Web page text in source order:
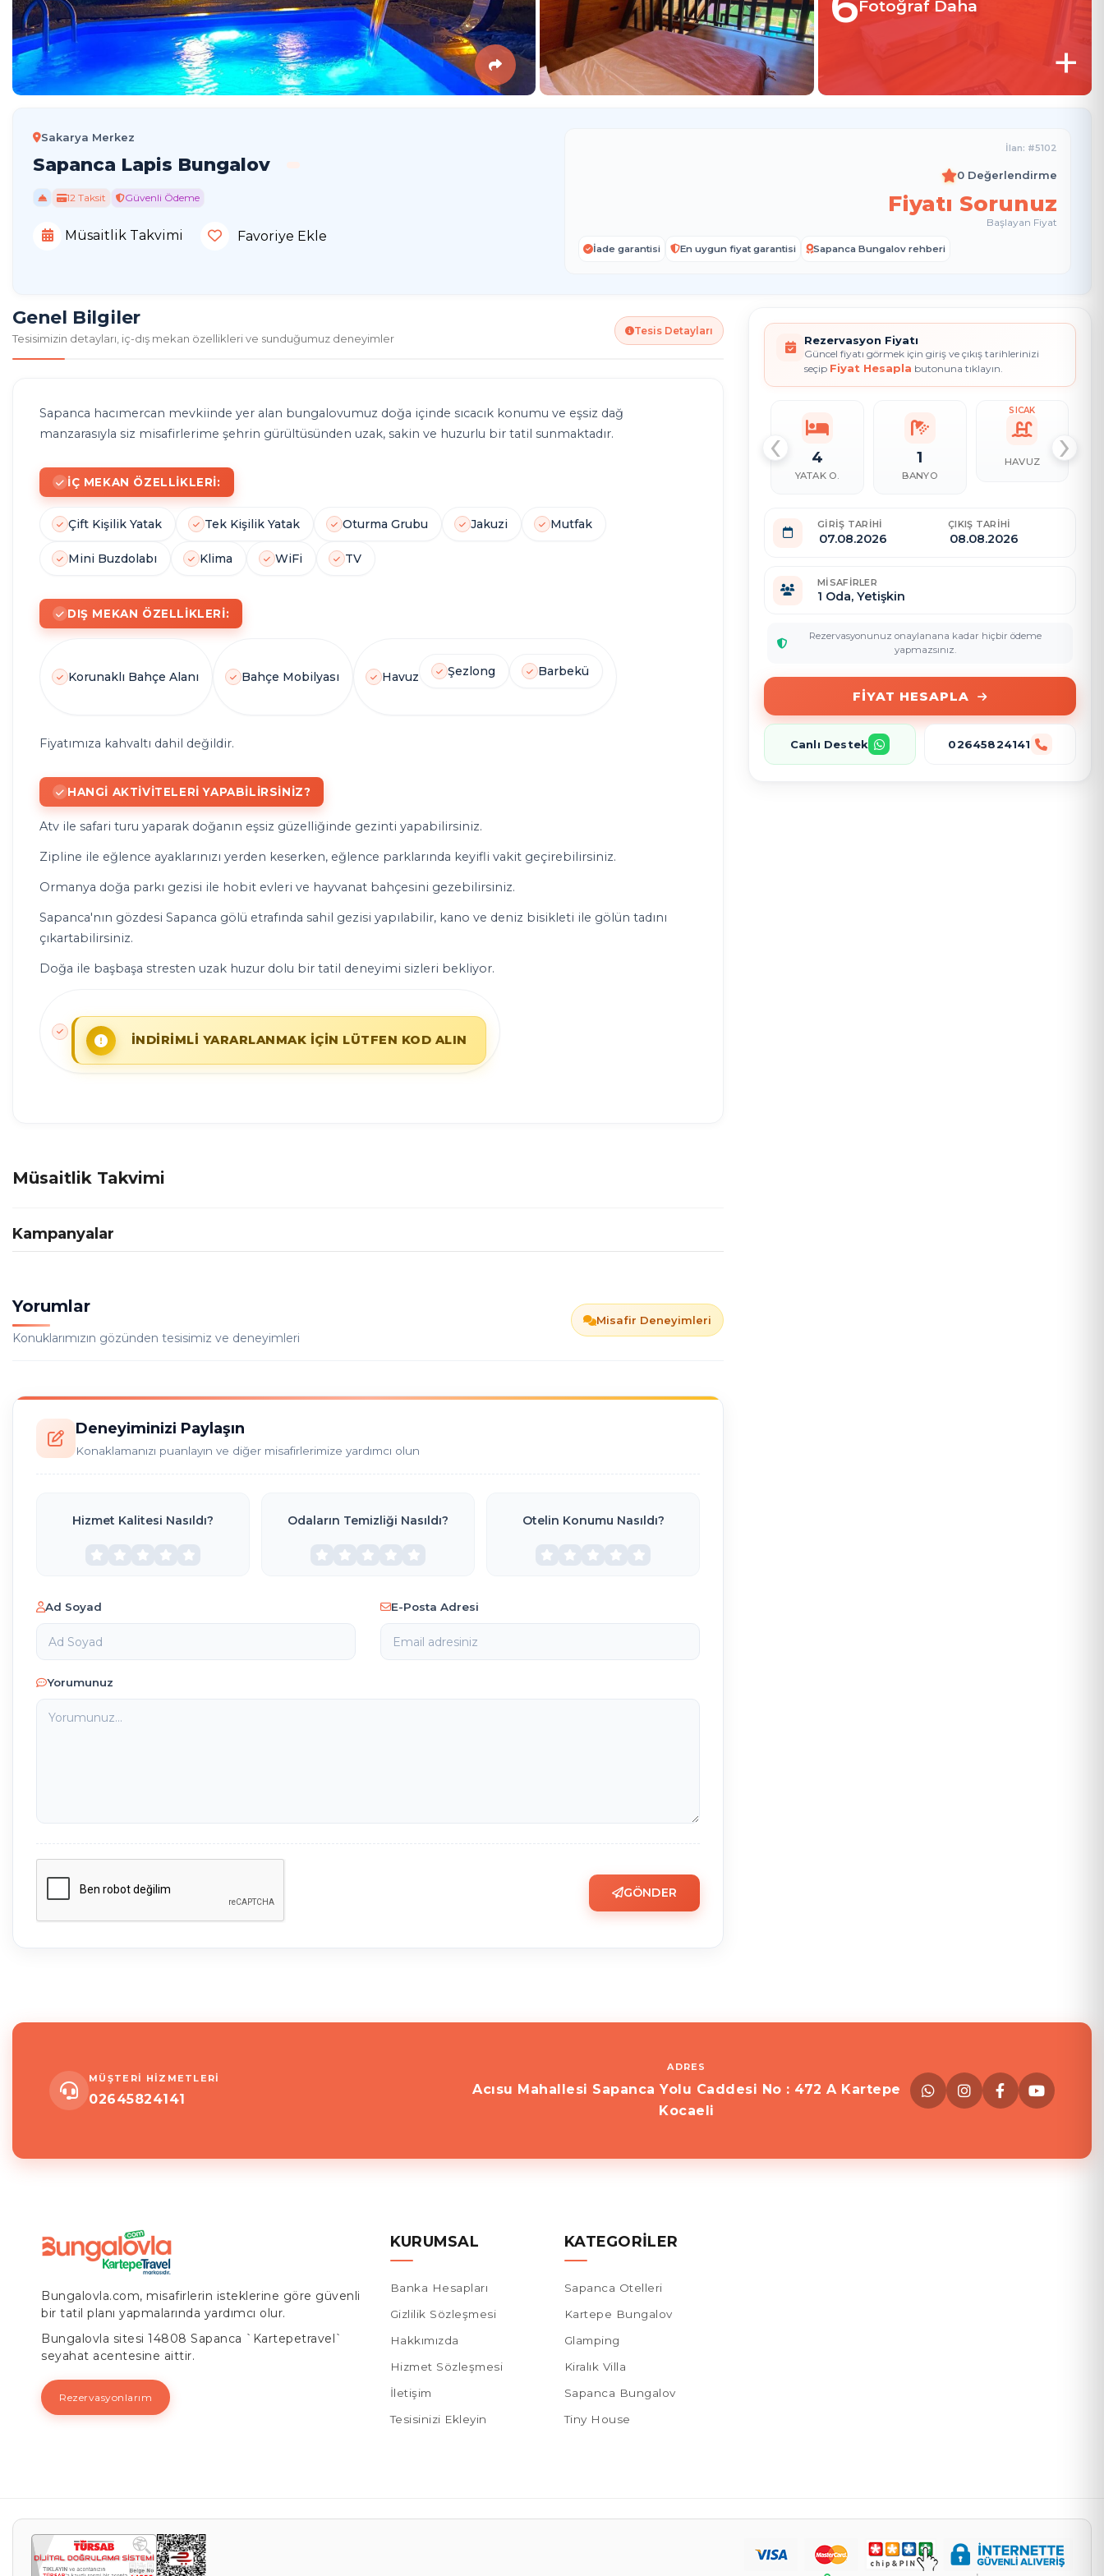
+
Fotoğraf Daha
Sakarya Merkez
Sapanca Lapis Bungalov
12 Taksit Güvenli Ödeme
Müsaitlik Takvimi Favoriye Ekle
İlan: #5102
0 Değerlendirme
Fiyatı Sorunuz
Başlayan Fiyat
İade garantisi En uygun fiyat garantisi Sapanca Bungalov rehberi
Genel Bilgiler
Tesisimizin detayları, iç-dış mekan özellikleri ve sunduğumuz deneyimler
Tesis Detayları
Sapanca hacımercan mevkiinde yer alan bungalovumuz doğa içinde sıcacık konumu ve eşsiz dağ
manzarasıyla siz misafirlerime şehrin gürültüsünden uzak, sakin ve huzurlu bir tatil sunmaktadır.
İÇ MEKAN ÖZELLIKLERI:
Çift Kişilik Yatak Tek Kişilik Yatak Oturma Grubu Jakuzi Mutfak
Mini Buzdolabı Klima WiFi TV
DIŞ MEKAN ÖZELLIKLERI:
Korunaklı Bahçe Alanı Bahçe Mobilyası Havuz Şezlong Barbekü
Fiyatımıza kahvaltı dahil değildir.
HANGI AKTIVITELERI YAPABILIRSINIZ?
Atv ile safari turu yaparak doğanın eşsiz güzelliğinde gezinti yapabilirsiniz.
Zipline ile eğlence ayaklarınızı yerden keserken, eğlence parklarında keyifli vakit geçirebilirsiniz.
Ormanya doğa parkı gezisi ile hobit evleri ve hayvanat bahçesini gezebilirsiniz.
Sapanca'nın gözdesi Sapanca gölü etrafında sahil gezisi yapılabilir, kano ve deniz bisikleti ile gölün tadını
çıkartabilirsiniz.
Doğa ile başbaşa stresten uzak huzur dolu bir tatil deneyimi sizleri bekliyor.
İNDİRİMLİ YARARLANMAK İÇİN LÜTFEN KOD ALIN
Müsaitlik Takvimi
Kampanyalar
Yorumlar
Konuklarımızın gözünden tesisimiz ve deneyimleri
Misafir Deneyimleri
Deneyiminizi Paylaşın
Konaklamanızı puanlayın ve diğer misafirlerimize yardımcı olun
Hizmet Kalitesi Nasıldı? Odaların Temizliği Nasıldı? Otelin Konumu Nasıldı?
Ad Soyad E-Posta Adresi
Yorumunuz
GÖNDER
Rezervasyon Fiyatı
Güncel fiyatı görmek için giriş ve çıkış tarihlerinizi
seçip Fiyat Hesapla butonuna tıklayın.
SICAK
4
YATAK O.
1
BANYO
SICAK
HAVUZ
‹ ›
GIRIŞ TARIHI ÇIKIŞ TARIHI
MISAFIRLER
1 Oda, Yetişkin
Rezervasyonunuz onaylanana kadar hiçbir ödeme
yapmazsınız.
FIYAT HESAPLA
Canlı Destek 02645824141
MÜŞTERİ HİZMETLERİ
02645824141
ADRES
Acısu Mahallesi Sapanca Yolu Caddesi No : 472 A Kartepe
Kocaeli
Bungalovla.com, misafirlerin isteklerine göre güvenli
bir tatil planı yapmalarında yardımcı olur.
Bungalovla sitesi 14808 Sapanca `Kartepetravel`
seyahat acentesine aittir.
Rezervasyonlarım
KURUMSAL
Banka Hesapları
Gizlilik Sözleşmesi
Hakkımızda
Hizmet Sözleşmesi
İletişim
Tesisinizi Ekleyin
KATEGORILER
Sapanca Otelleri
Kartepe Bungalov
Glamping
Kiralık Villa
Sapanca Bungalov
Tiny House